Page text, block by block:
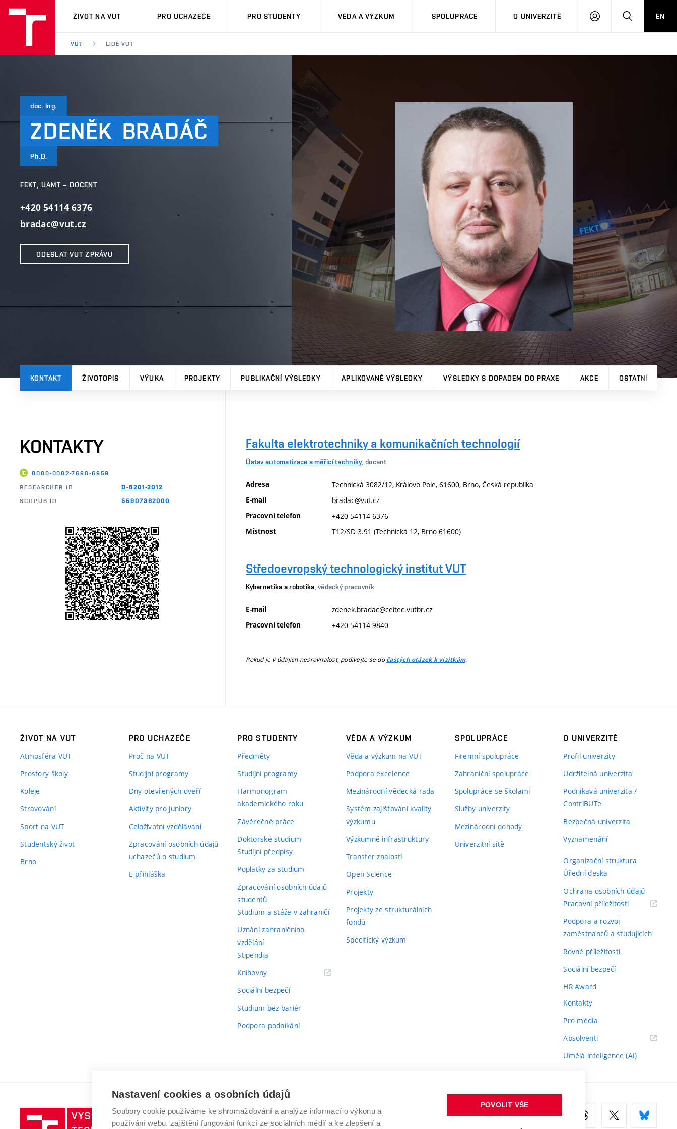
VUT
ŽIVOT NA VUT PRO UCHAZEČE PRO STUDENTY VĚDA A VÝZKUM SPOLUPRÁCE O UNIVERZITĚ
PŘIHLÁSIT HLEDATEN
VUT LIDÉ VUT
doc. Ing.
ZDENĚK BRADÁČ
Ph.D.
FEKT, UAMT – DOCENT
+420 54114 6376
bradac@vut.cz
ODESLAT VUT ZPRÁVU
KONTAKT ŽIVOTOPIS VÝUKA PROJEKTY PUBLIKAČNÍ VÝSLEDKY APLIKOVANÉ VÝSLEDKY VÝSLEDKY S DOPADEM DO PRAXE AKCE OSTATNÍ
KONTAKTY
0000-0002-7698-6959
RESEARCHER ID
D-8201-2012
SCOPUS ID
55907362000
Fakulta elektrotechniky a komunikačních technologií
Ústav automatizace a měřicí techniky, docent
Adresa Technická 3082/12, Královo Pole, 61600, Brno, Česká republika
E-mail bradac@vut.cz
Pracovní telefon +420 54114 6376
Místnost T12/SD 3.91 (Technická 12, Brno 61600)
Středoevropský technologický institut VUT
Kybernetika a robotika, vědecký pracovník
E-mail zdenek.bradac@ceitec.vutbr.cz
Pracovní telefon +420 54114 9840
Pokud je v údajích nesrovnalost, podívejte se dočastých otázek k vizitkám.
ŽIVOT NA VUT
Atmosféra VUT
Prostory školy
Koleje
Stravování
Sport na VUT
Studentský život
Brno
PRO UCHAZEČE
Proč na VUT
Studijní programy
Dny otevřených dveří
Aktivity pro juniory
Celoživotní vzdělávání
Zpracování osobních údajů
uchazečů o studium
E-přihláška
PRO STUDENTY
Předměty
Studijní programy
Harmonogram
akademického roku
Závěrečné práce
Doktorské studium
Studijní předpisy
Poplatky za studium
Zpracování osobních údajů
studentů
Studium a stáže v zahraničí
Uznání zahraničního
vzdělání
Stipendia
Knihovny(externí
Sociální bezpečí
Studium bez bariér
Podpora podnikání
VĚDA A VÝZKUM
Věda a výzkum na VUT
Podpora excelence
Mezinárodní vědecká rada
Systém zajišťování kvality
výzkumu
Výzkumné infrastruktury
Transfer znalostí
Open Science
Projekty
Projekty ze strukturálních
fondů
Specifický výzkum
SPOLUPRÁCE
Firemní spolupráce
Zahraniční spolupráce
Spolupráce se školami
Služby univerzity
Mezinárodní dohody
Univerzitní sítě
O UNIVERZITĚ
Profil univerzity
Udržitelná univerzita
Podnikavá univerzita /
ContriBUTe
Bezpečná univerzita
Vyznamenání
Organizační struktura
Úřední deska
Ochrana osobních údajů
Pracovní příležitosti(externí
Podpora a rozvoj
zaměstnanců a studujících
Rovné příležitosti
Sociální bezpečí
HR Award
Kontakty
Pro média
Absolventi(externí
Umělá inteligence (AI)
Vysoké
učení
VYSOKÉ UČENÍ TECHNICKÉ V BRNĚ
Nastavení cookies a osobních údajů
Soubory cookie používáme ke shromažďování a analýze informací o výkonu a
používání webu, zajištění fungování funkcí ze sociálních médií a ke zlepšení a
POVOLIT VŠE